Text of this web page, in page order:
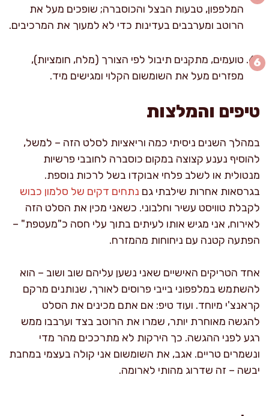
המלפפון, טבעות הבצל והכוסברה; שופכים מעל את
הרוטב ומערבבים בעדינות כדי לא למעוך את המרכיבים.
טועמים, מתקנים תיבול לפי הצורך (מלח, חומציות),
מפזרים מעל את השומשום הקלוי ומגישים מיד.
טיפים והמלצות
במהלך השנים ניסיתי כמה וריאציות לסלט הזה – למשל,
להוסיף נענע קצוצה במקום כוסברה לחובבי פרשיות
מנטולית או לשלב פלחי אבוקדו בשל לרכות נוספת.
בגרסאות אחרות שילבתי גם נתחים דקים של סלמון כבוש
לקבלת טוויסט עשיר וחלבוני. כשאני מכין את הסלט הזה
לאירוח, אני מגיש אותו לעיתים בתוך עלי חסה כ"מעטפת" –
הפתעה קטנה עם ניחוחות מהמזרח.
אחד הטריקים האישיים שאני נשען עליהם שוב ושוב – הוא
להשתמש במלפפוני בייבי פרוסים לאורך, שנותנים מרקם
קראנצ'י מיוחד. ועוד טיפ: אם אתם מכינים את הסלט
להגשה מאוחרת יותר, שמרו את הרוטב בצד וערבבו ממש
רגע לפני ההגשה. כך הירקות לא מתרככים מהר מדי
ונשמרים טריים. אגב, את השומשום אני קולה בעצמי במחבת
יבשה – זה שדרוג מהותי לארומה.